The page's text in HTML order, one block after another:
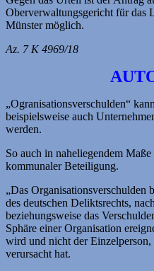
Oberverwaltungsgericht für das
Münster möglich.
Az. 7 K 4969/18
„Ogranisationsverschulden“
beispielsweise auch
werden.
So auch in naheliegendem
kommunaler Beteiligung.
„Das Organisationsverschulden
des deutschen Deliktsrechts,
beziehungsweise das
Sphäre einer Organisation
wird und nicht der Einzelperson,
verursacht hat.